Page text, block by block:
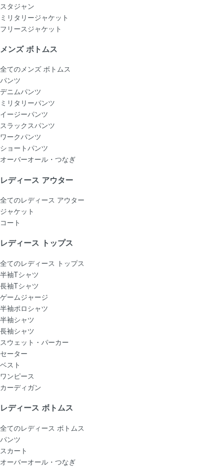
スタジャン
ミリタリージャケット
フリースジャケット
メンズ ボトムス
全てのメンズ ボトムス
パンツ
デニムパンツ
ミリタリーパンツ
イージーパンツ
スラックスパンツ
ワークパンツ
ショートパンツ
オーバーオール・つなぎ
レディース アウター
全てのレディース アウター
ジャケット
コート
レディース トップス
全てのレディース トップス
半袖Tシャツ
長袖Tシャツ
ゲームジャージ
半袖ポロシャツ
半袖シャツ
長袖シャツ
スウェット・パーカー
セーター
ベスト
ワンピース
カーディガン
レディース ボトムス
全てのレディース ボトムス
パンツ
スカート
オーバーオール・つなぎ